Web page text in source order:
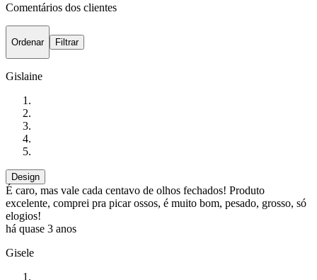
Comentários dos clientes
Ordenar Filtrar
Gislaine
Design
É caro, mas vale cada centavo de olhos fechados! Produto
excelente, comprei pra picar ossos, é muito bom, pesado, grosso, só
elogios!
há quase 3 anos
Gisele